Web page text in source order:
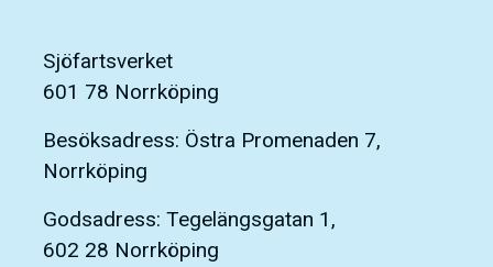
Sjöfartsverket
601 78 Norrköping
Besöksadress: Östra Promenaden 7,
Norrköping
Godsadress: Tegelängsgatan 1,
602 28 Norrköping